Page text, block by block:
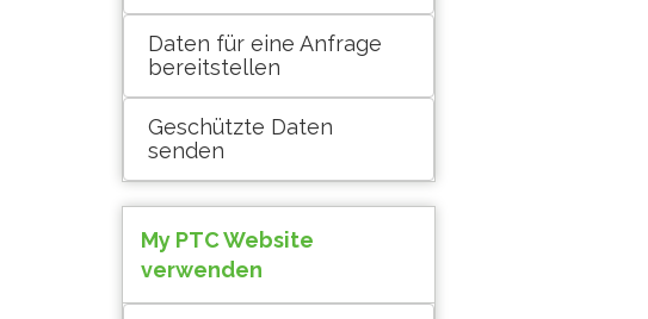
Daten für eine Anfrage
bereitstellen
Geschützte Daten
senden
My PTC Website
verwenden